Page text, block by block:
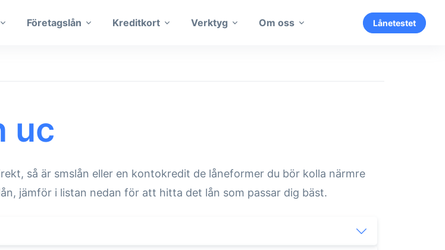
Företagslån Kreditkort Verktyg Om oss Lånetestet
uc
så är smslån eller en kontokredit de låneformer du bör kolla närmre
jämför i listan nedan för att hitta det lån som passar dig bäst.